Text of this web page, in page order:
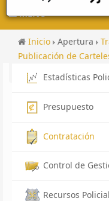
MENU
Inicio Apertura
Publicación de
Rendición de
Estadísticas
Presupuesto
Contratación
Control de
Recursos